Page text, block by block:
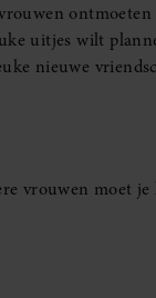
uitjes wilt
nieuwe
vrouwen moet